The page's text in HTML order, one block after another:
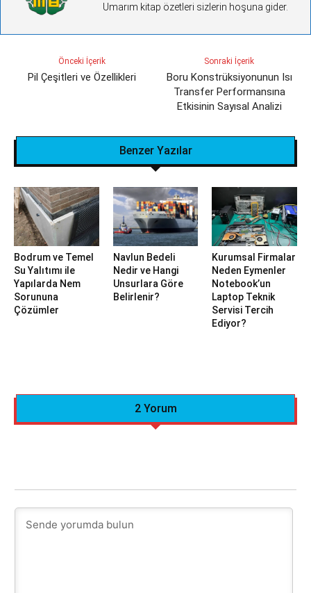
Umarım kitap özetleri sizlerin hoşuna gider.
Önceki İçerik
Pil Çeşitleri ve Özellikleri
Sonraki İçerik
Boru Konstrüksiyonunun Isı
Transfer Performansına
Etkisinin Sayısal Analizi
Benzer Yazılar
Bodrum ve Temel
Su Yalıtımı ile
Yapılarda Nem
Sorununa
Çözümler
Navlun Bedeli
Nedir ve Hangi
Unsurlara Göre
Belirlenir?
Kurumsal Firmalar
Neden Eymenler
Notebook’un
Laptop Teknik
Servisi Tercih
Ediyor?
2 Yorum